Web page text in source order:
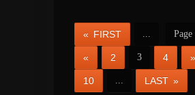
« FIRST ...
« 2 3 4 »
10 ... LAST »